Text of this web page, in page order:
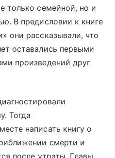
только семейной, но и
В предисловии к книге
они рассказывали, что
оставались первыми
произведений друг
Тогда
написать книгу о
смерти и